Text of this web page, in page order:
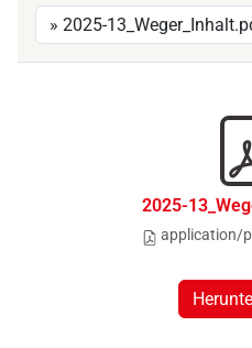
2025-
application/